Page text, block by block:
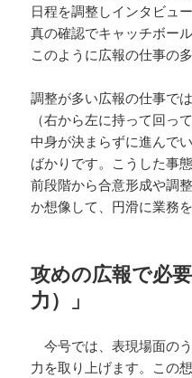
日程を調整しインタビュ
真の確認でキャッチボー
このように広報の仕事の
調整が多い広報の仕事で
（右から左に持って回っ
中身が決まらずに進んで
ばかりです。こうした事
前段階から合意形成や調
か想像して、円滑に業務
攻めの広報で必
力）」
今号では、表現場面の
力を取り上げます。この